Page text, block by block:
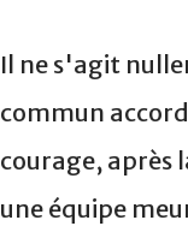
Il ne s'agit
commun
courage, après
une équipe